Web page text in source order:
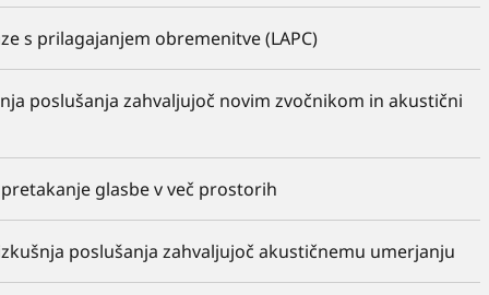
s prilagajanjem obremenitve (LAPC)
poslušanja zahvaljujoč novim zvočnikom in akustični
glasbe v več prostorih
poslušanja zahvaljujoč akustičnemu umerjanju